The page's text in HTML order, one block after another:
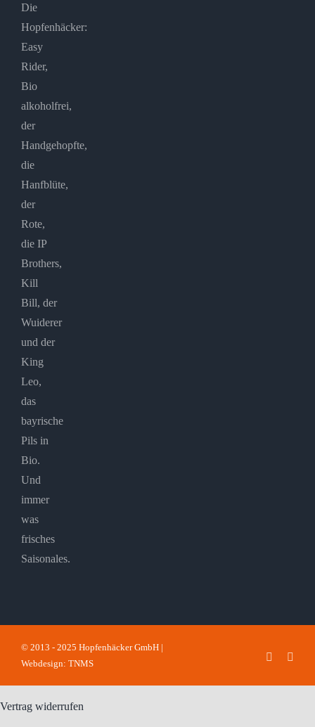
Die
Hopfenhäcker:
Easy
Rider,
Bio
alkoholfrei,
der
Handgehopfte,
die
Hanfblüte,
der
Rote,
die IP
Brothers,
Kill
Bill, der
Wuiderer
und der
King
Leo,
das
bayrische
Pils in
Bio.
Und
immer
was
frisches
Saisonales.
© 2013 - 2025 Hopfenhäcker GmbH |
Webdesign: TNMS
Facebook
Vertrag widerrufen